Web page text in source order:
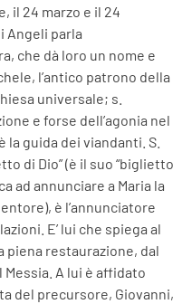
il 24 marzo e il 24
Angeli parla
che dà loro un nome e
l’antico patrono della
universale; s.
e forse dell’agonia nel
guida dei viandanti. S.
di Dio” (è il suo “biglietto
ad annunciare a Maria la
è l’annunciatore
E’ lui che spiega al
piena restaurazione, dal
Messia. A lui è affidato
del precursore, Giovanni,